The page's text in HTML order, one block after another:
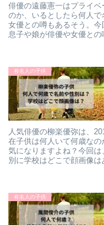
俳優の遠藤憲一はプライ
のか、いるとしたら何人
女優との噂もあるそう。今
息子や娘が俳優や女優との
有名人の子供
人気俳優の柳楽優弥は、
在子供は何人いて何歳な
気になりますよね？今回
別に学校はどこで顔画像は
有名人の子供